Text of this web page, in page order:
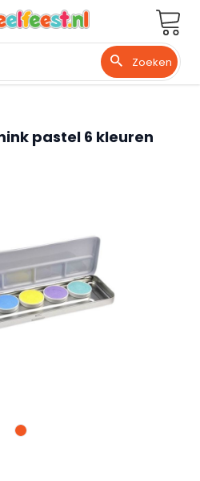
Zoeken
pastel 6 kleuren